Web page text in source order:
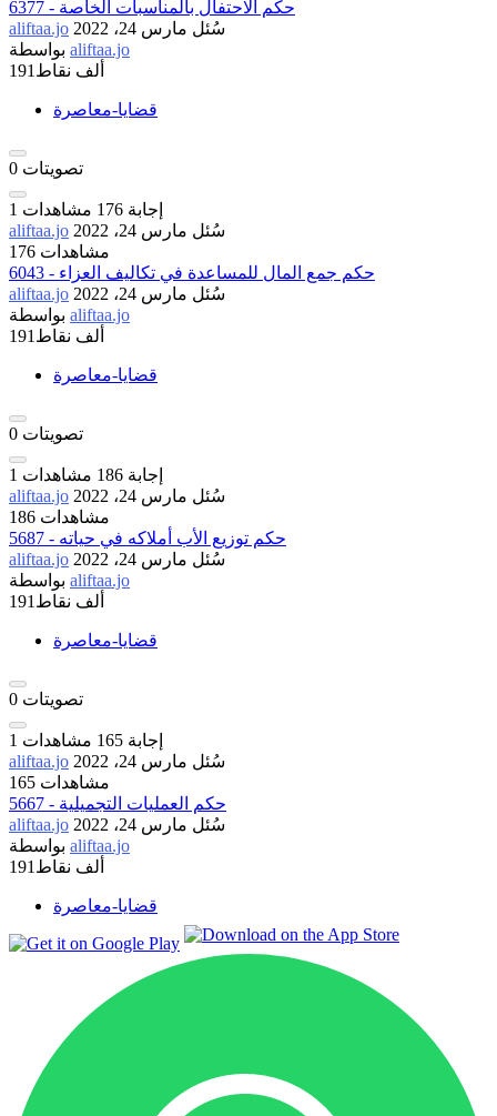
6377 - حكم الاحتفال بالمناسبات الخاصة
aliftaa.jo
سُئل مارس 24، 2022
aliftaa.jo
191ألف نقاط
قضايا-معاصرة
0 تصويتات
1 إجابة 176 مشاهدات
aliftaa.jo
سُئل مارس 24، 2022
176 مشاهدات
6043 - حكم جمع المال للمساعدة في تكاليف العزاء
aliftaa.jo
سُئل مارس 24، 2022
aliftaa.jo
191ألف نقاط
قضايا-معاصرة
0 تصويتات
1 إجابة 186 مشاهدات
aliftaa.jo
سُئل مارس 24، 2022
186 مشاهدات
5687 - حكم توزيع الأب أملاكه في حياته
aliftaa.jo
سُئل مارس 24، 2022
aliftaa.jo
191ألف نقاط
قضايا-معاصرة
0 تصويتات
1 إجابة 165 مشاهدات
aliftaa.jo
سُئل مارس 24، 2022
165 مشاهدات
5667 - حكم العمليات التجميلية
aliftaa.jo
سُئل مارس 24، 2022
aliftaa.jo
191ألف نقاط
قضايا-معاصرة